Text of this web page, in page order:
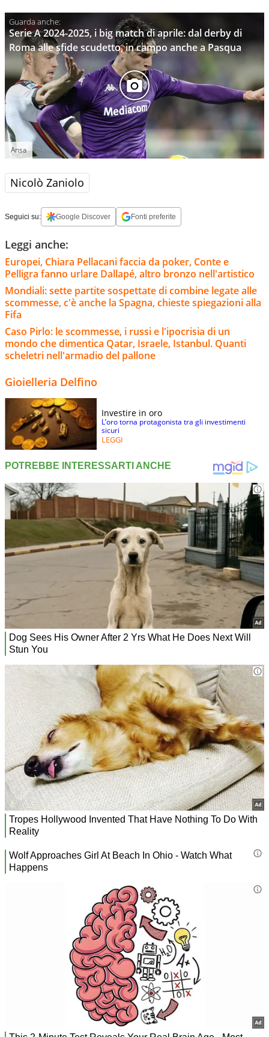
Serie A 2024-2025, i big match di aprile: dal derby di
Roma alle sfide scudetto, in campo anche a Pasqua
Ansa
Nicolò Zaniolo
Seguici su: Google Discover Fonti preferite
Leggi anche:
Europei, Chiara Pellacani faccia da poker, Conte e
Pelligra fanno urlare Dallapé, altro bronzo nell'artistico
Mondiali: sette partite sospettate di combine legate alle
scommesse, c'è anche la Spagna, chieste spiegazioni alla
Fifa
Caso Pirlo: le scommesse, i russi e l'ipocrisia di un
mondo che dimentica Qatar, Israele, Istanbul. Quanti
scheletri nell'armadio del pallone
Gioielleria Delfino
Investire in oro
L’oro torna protagonista tra gli investimenti
sicuri
LEGGI